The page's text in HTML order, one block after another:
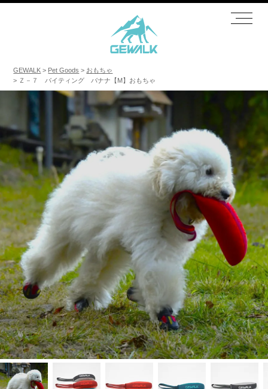
GEWALK Pet Goods
おもちゃ
Ｚ－７ バイティング バナナ【M】おもちゃ